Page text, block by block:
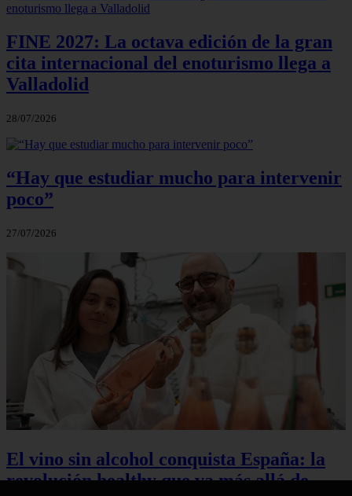
FINE 2027: La octava edición de la gran
cita internacional del enoturismo llega a
Valladolid
28/07/2026
“Hay que estudiar mucho para intervenir
poco”
27/07/2026
El vino sin alcohol conquista España: la
revolución healthy que va más allá de